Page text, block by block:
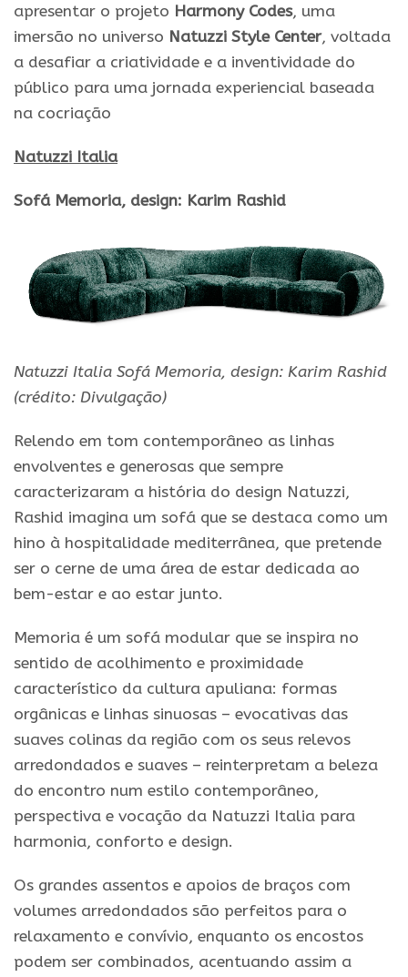
apresentar o projeto Harmony Codes, uma
imersão no universo Natuzzi Style Center, voltada
a desafiar a criatividade e a inventividade do
público para uma jornada experiencial baseada
na cocriação
Natuzzi Italia
Sofá Memoria, design: Karim Rashid
Natuzzi Italia Sofá Memoria, design: Karim Rashid
(crédito: Divulgação)
Relendo em tom contemporâneo as linhas
envolventes e generosas que sempre
caracterizaram a história do design Natuzzi,
Rashid imagina um sofá que se destaca como um
hino à hospitalidade mediterrânea, que pretende
ser o cerne de uma área de estar dedicada ao
bem-estar e ao estar junto.
Memoria é um sofá modular que se inspira no
sentido de acolhimento e proximidade
característico da cultura apuliana: formas
orgânicas e linhas sinuosas – evocativas das
suaves colinas da região com os seus relevos
arredondados e suaves – reinterpretam a beleza
do encontro num estilo contemporâneo,
perspectiva e vocação da Natuzzi Italia para
harmonia, conforto e design.
Os grandes assentos e apoios de braços com
volumes arredondados são perfeitos para o
relaxamento e convívio, enquanto os encostos
podem ser combinados, acentuando assim a